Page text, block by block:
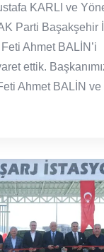
KARLI ve
Parti Başakşehir
Feti Ahmet BALİN’i
ettik.
Ahmet BALİN